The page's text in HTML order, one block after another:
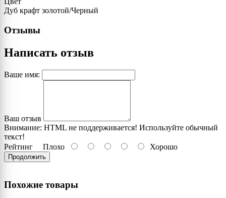
Дуб крафт золотой/Черный
Отзывы
Написать отзыв
Ваше имя:
Ваш отзыв
Внимание: HTML не поддерживается! Используйте обычный
текст!
Рейтинг Плохо Хорошо
Продолжить
Похожие товары